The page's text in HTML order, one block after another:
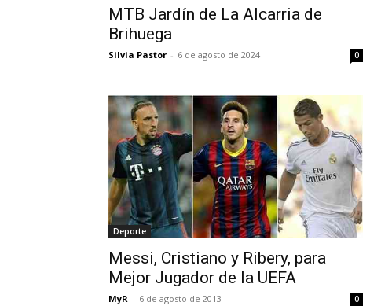
MTB Jardín de La Alcarria de
Brihuega
Silvia Pastor - 6 de agosto de 2024 0
Deporte
Messi, Cristiano y Ribery, para
Mejor Jugador de la UEFA
MyR - 6 de agosto de 2013 0